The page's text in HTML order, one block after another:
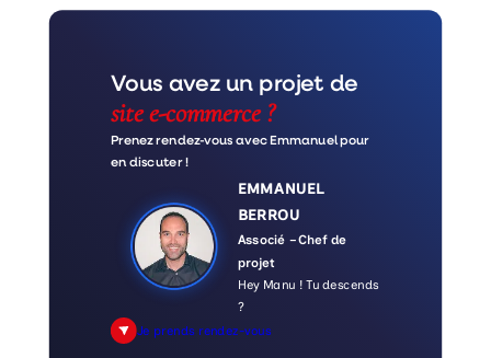
Vous avez un projet de
site e-commerce ?
Prenez rendez-vous avec Emmanuel pour
en discuter !
EMMANUEL
BERROU
Associé – Chef de
projet
Hey Manu ! Tu descends
?
Je prends rendez-vous